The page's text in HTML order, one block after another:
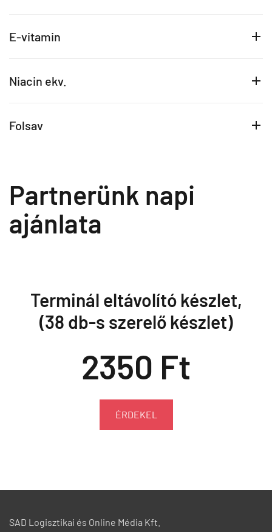
E-vitamin
Niacin ekv.
Folsav
Partnerünk napi
ajánlata
Terminál eltávolító készlet,
(38 db-s szerelő készlet)
2350 Ft
ÉRDEKEL